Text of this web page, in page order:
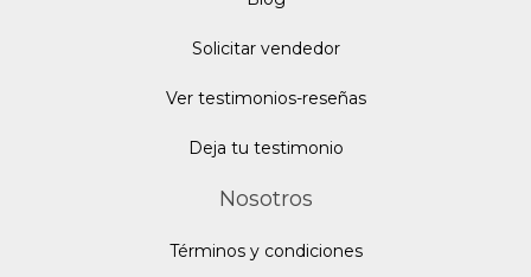
Solicitar vendedor
Ver testimonios-reseñas
Deja tu testimonio
Nosotros
Términos y condiciones